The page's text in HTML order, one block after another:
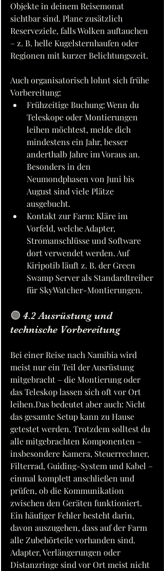
Objekte in deinem Reisemonat
sichtbar sind. Plane zusätzlich
Reserveziele, falls Wolken auftauchen
– z. B. helle Kugelsternhaufen oder
Regionen mit kurzer Belichtungszeit.
Auch organisatorisch lohnt sich frühe
Vorbereitung:
Frühzeitige Buchung: Wenn du
Teleskope oder Montierungen
leihen möchtest, melde dich
mindestens ein Jahr, besser
anderthalb Jahre im Voraus an.
Besonders in den
Neumondphasen von Juni bis
August sind viele Plätze
ausgebucht.
Kontakt zur Farm: Kläre im
Vorfeld, welche Adapter,
Stromanschlüsse und Software
dort verwendet werden. Auf
Kiripotib läuft z. B. der Green
Swamp Server als Standardtreiber
für SkyWatcher-Montierungen.
🟣 4.2 Ausrüstung und
technische Vorbereitung
Bei einer Reise nach Namibia wird
meist nur ein Teil der Ausrüstung
mitgebracht – die Montierung oder
das Teleskop lassen sich oft vor Ort
leihen.Das bedeutet aber auch: Nicht
das gesamte Setup kann zu Hause
getestet werden. Trotzdem solltest du
alle mitgebrachten Komponenten –
insbesondere Kamera, Steuerrechner,
Filterrad, Guiding-System und Kabel –
einmal komplett anschließen und
prüfen, ob die Kommunikation
zwischen den Geräten funktioniert.
Ein häufiger Fehler besteht darin,
davon auszugehen, dass auf der Farm
alle Zubehörteile vorhanden sind.
Adapter, Verlängerungen oder
Distanzringe sind vor Ort meist nicht